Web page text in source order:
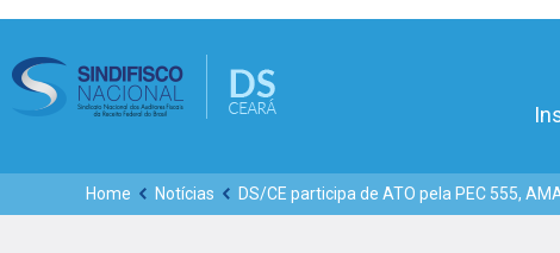
Home Notícias DS/CE participa de ATO pela PEC 555,